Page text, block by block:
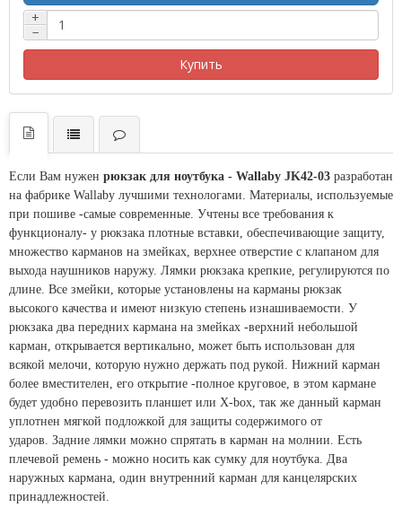
+
−
Купить
Если Вам нужен рюкзак для ноутбука - Wallaby JK42-03 разработан
на фабрике Wallaby лучшими технологами. Материалы, используемые
при пошиве -самые современные. Учтены все требования к
функционалу- у рюкзака плотные вставки, обеспечивающие защиту,
множество карманов на змейках, верхнее отверстие с клапаном для
выхода наушников наружу. Лямки рюкзака крепкие, регулируются по
длине. Все змейки, которые установлены на карманы рюкзак
высокого качества и имеют низкую степень изнашиваемости. У
рюкзака два передних кармана на змейках -верхний небольшой
карман, открывается вертикально, может быть использован для
всякой мелочи, которую нужно держать под рукой. Нижний карман
более вместителен, его открытие -полное круговое, в этом кармане
будет удобно перевозить планшет или X-box, так же данный карман
уплотнен мягкой подложкой для защиты содержимого от
ударов. Задние лямки можно спрятать в карман на молнии. Есть
плечевой ремень - можно носить как сумку для ноутбука. Два
наружных кармана, один внутренний карман для канцелярских
принадлежностей.